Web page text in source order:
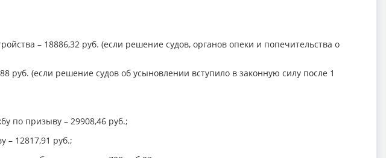
– 18886,32 руб. (если решение судов, органов опеки и попечительства о
руб. (если решение судов об усыновлении вступило в законную силу после 1
по призыву – 29908,46 руб.;
– 12817,91 руб.;